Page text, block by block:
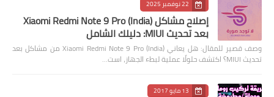
22 نوفمبر 2025
إصلاح مشاكل Xiaomi Redmi Note 9 Pro (India)
بعد تحديث MIUI: دليلك الشامل
وصف قصير للمقال: هل يعاني Xiaomi Redmi Note 9 Pro (India) من مشاكل بعد
تحديث MIUI؟ اكتشف حلولًا عملية لبطء الجهاز، است…
13 مايو 2017